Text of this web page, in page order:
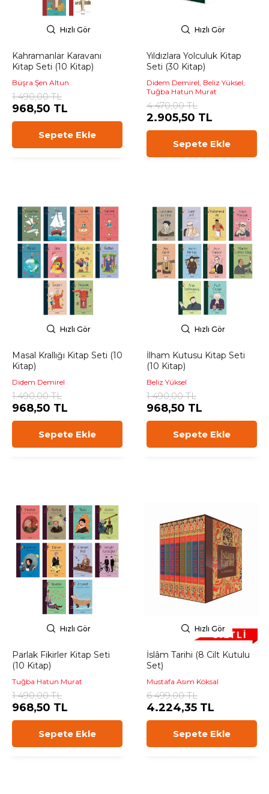
Hızlı Gör
Kahramanlar Karavanı
Kitap Seti (10 Kitap)
Büşra Şen Altun
1.490,00 TL
968,50 TL
Sepete Ekle
Hızlı Gör
Yıldızlara Yolculuk Kitap
Seti (30 Kitap)
Didem Demirel, Beliz Yüksel,
Tuğba Hatun Murat
4.470,00 TL
2.905,50 TL
Sepete Ekle
Hızlı Gör
Masal Krallığı Kitap Seti (10
Kitap)
Didem Demirel
1.490,00 TL
968,50 TL
Sepete Ekle
Hızlı Gör
İlham Kutusu Kitap Seti
(10 Kitap)
Beliz Yüksel
1.490,00 TL
968,50 TL
Sepete Ekle
Hızlı Gör
Parlak Fikirler Kitap Seti
(10 Kitap)
Tuğba Hatun Murat
1.490,00 TL
968,50 TL
Sepete Ekle
Hızlı Gör
İslâm Tarihi (8 Cilt Kutulu
Set)
Mustafa Asım Köksal
6.499,00 TL
4.224,35 TL
Sepete Ekle